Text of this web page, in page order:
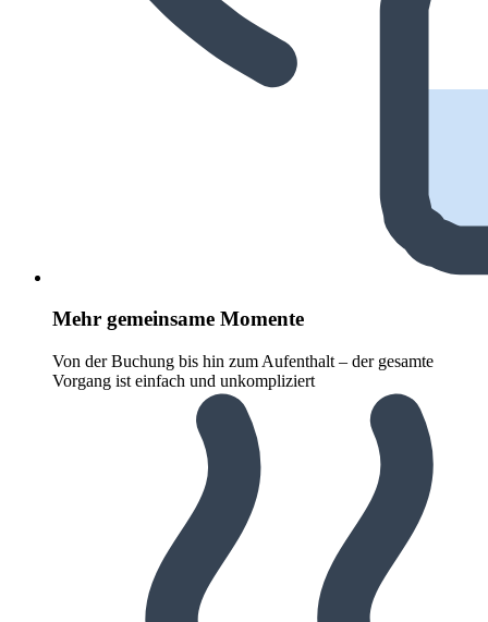
Mehr gemeinsame Momente
Von der Buchung bis hin zum Aufenthalt – der gesamte
Vorgang ist einfach und unkompliziert